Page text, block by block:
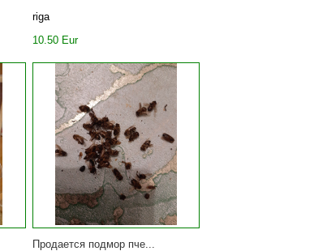
riga
10.50 Eur
Продается подмор пче...